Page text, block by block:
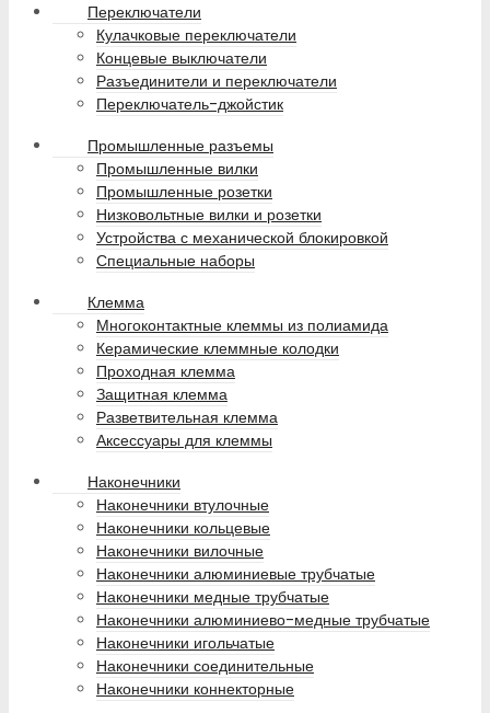
Переключатели
Кулачковые переключатели
Концевые выключатели
Разъединители и переключатели
Переключатель-джойстик
Промышленные разъемы
Промышленные вилки
Промышленные розетки
Низковольтные вилки и розетки
Устройства с механической блокировкой
Специальные наборы
Клемма
Многоконтактные клеммы из полиамида
Керамические клеммные колодки
Проходная клемма
Защитная клемма
Разветвительная клемма
Аксессуары для клеммы
Наконечники
Наконечники втулочные
Наконечники кольцевые
Наконечники вилочные
Наконечники алюминиевые трубчатые
Наконечники медные трубчатые
Наконечники алюминиево-медные трубчатые
Наконечники игольчатые
Наконечники соединительные
Наконечники коннекторные